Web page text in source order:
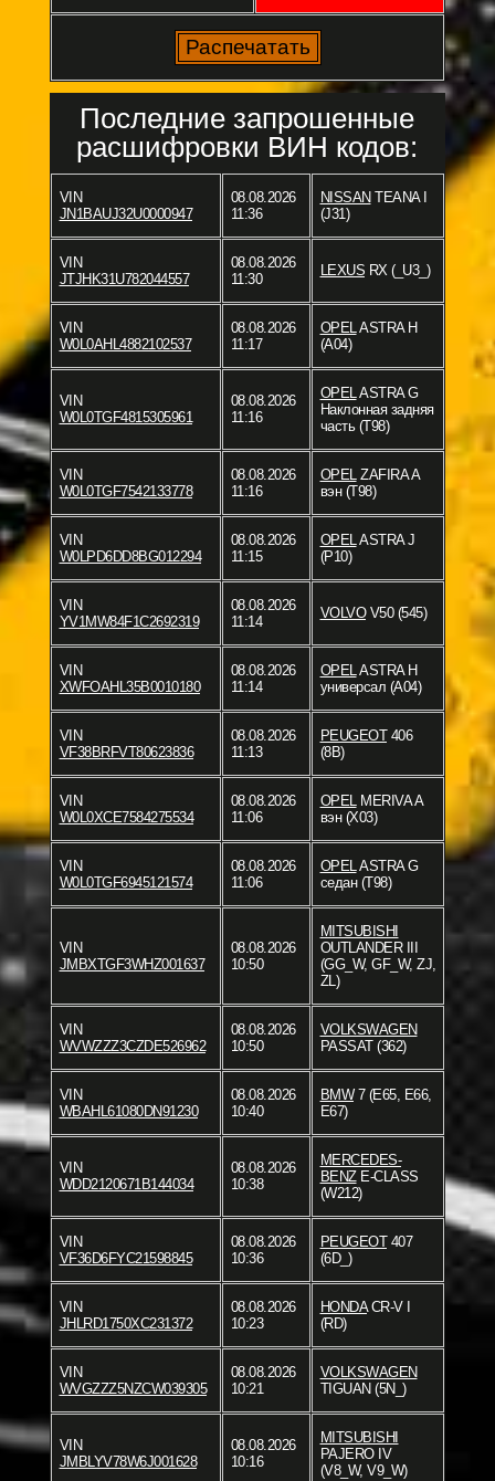
Последние запрошенные
расшифровки ВИН кодов:
VIN
JN1BAUJ32U0000947
08.08.2026
11:36
NISSAN TEANA I
(J31)
VIN
JTJHK31U782044557
08.08.2026
11:30
LEXUS RX (_U3_)
VIN
W0L0AHL4882102537
08.08.2026
11:17
OPELASTRA H
(A04)
VIN
W0L0TGF4815305961
08.08.2026
11:16
OPELASTRA G
Наклонная задняя
часть (T98)
VIN
W0L0TGF7542133778
08.08.2026
11:16
OPELZAFIRA A
вэн (T98)
VIN
W0LPD6DD8BG012294
08.08.2026
11:15
OPELASTRA J
(P10)
VIN
YV1MW84F1C2692319
08.08.2026
11:14
VOLVOV50 (545)
VIN
XWFOAHL35B0010180
08.08.2026
11:14
OPELASTRA H
универсал (A04)
VIN
VF38BRFVT80623836
08.08.2026
11:13
PEUGEOT406
(8B)
VIN
W0L0XCE7584275534
08.08.2026
11:06
OPELMERIVA A
вэн (X03)
VIN
W0L0TGF6945121574
08.08.2026
11:06
OPELASTRA G
седан (T98)
VIN
JMBXTGF3WHZ001637
08.08.2026
10:50
MITSUBISHI
OUTLANDER III
(GG_W, GF_W, ZJ,
ZL)
VIN
WVWZZZ3CZDE526962
08.08.2026
10:50
VOLKSWAGEN
PASSAT (362)
VIN
WBAHL61080DN91230
08.08.2026
10:40
BMW7 (E65, E66,
E67)
VIN
WDD2120671B144034
08.08.2026
10:38
MERCEDES-
BENZE-CLASS
(W212)
VIN
VF36D6FYC21598845
08.08.2026
10:36
PEUGEOT407
(6D_)
VIN
JHLRD1750XC231372
08.08.2026
10:23
HONDACR-V I
(RD)
VIN
WVGZZZ5NZCW039305
08.08.2026
10:21
VOLKSWAGEN
TIGUAN (5N_)
VIN
JMBLYV78W6J001628
08.08.2026
10:16
MITSUBISHI
PAJERO IV
(V8_W, V9_W)